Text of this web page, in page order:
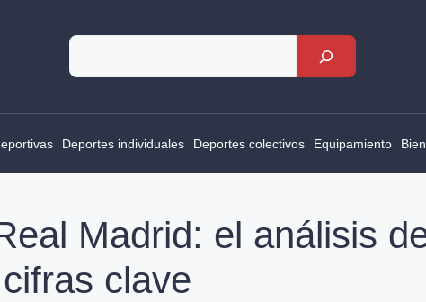
Rechercher
Deportes individuales Deportes colectivos Equipamiento
Madrid: el análisis
clave